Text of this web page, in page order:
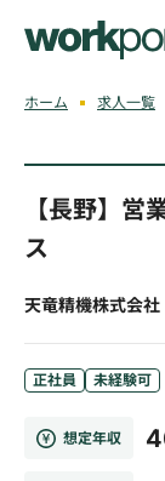
ホーム 求人一覧
【長野】営
ス
天竜精機株式会社
正社員 未経験可
想定年収